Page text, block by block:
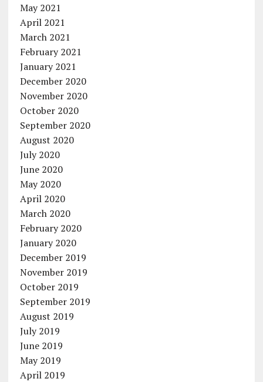
May 2021
April 2021
March 2021
February 2021
January 2021
December 2020
November 2020
October 2020
September 2020
August 2020
July 2020
June 2020
May 2020
April 2020
March 2020
February 2020
January 2020
December 2019
November 2019
October 2019
September 2019
August 2019
July 2019
June 2019
May 2019
April 2019